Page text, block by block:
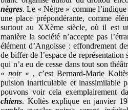
nègres. Le « Nègre » comme
une place prépondérante, comme
surtout au XXème siècle, où il est
manière la société n’accepte pas
élément d’Angoisse : effondrement
de biffer de l’espace de
qui n’a eu de cesse dans tout son
« noir» , c’est Bernard-Marie
pulsion inarticulable et inassimilable
pouvons voir cela exemplairement
chiens. Koltès explique en janvier